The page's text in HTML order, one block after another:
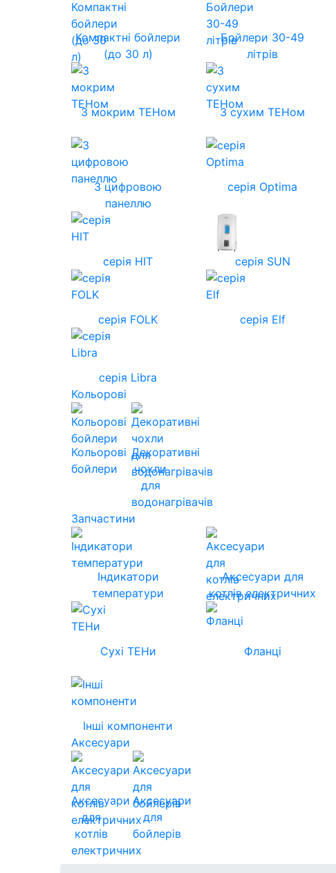
Компактні бойлери
(до 30 л)
Бойлери 30-49
літрів
З мокрим ТЕНом З сухим ТЕНом
З цифровою
панеллю
серія Optima
серія HIT серія SUN
серія FOLK серія Elf
серія Libra
Кольорові
Кольорові
бойлери
Декоративні
чохли
для
водонагрівачів
Запчастини
Індикатори
температури
Аксесуари для
котлів електричних
Сухі ТЕНи Фланці
Інші компоненти
Аксесуари
Аксесуари
для
котлів
електричних
Аксесуари
для
бойлерів